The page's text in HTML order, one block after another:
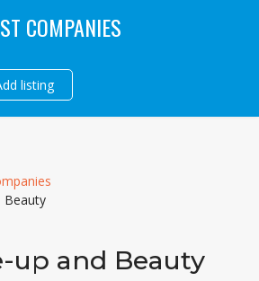
COMPANIES
listing
Beauty
up and Beauty